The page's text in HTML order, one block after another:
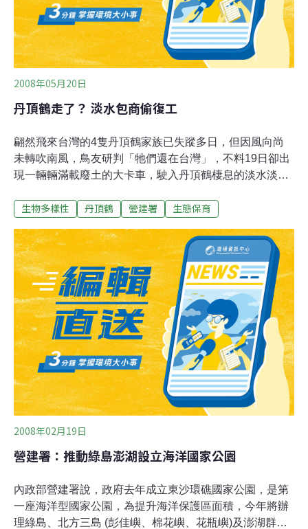
考。為增進規範內容之周延及妥適性，並敦聘各相關主管
機關及業界資深代表成立初審審查委員會
2008年05月20日
丹頂鶴走了？ 淡水包商偷復工
翩然飛來台灣的4隻丹頂鶴家族已失蹤多日，但因風向尚
未轉吹南風，鳥友研判「牠們還在台灣」，不料19日卻出
現一輛輛滿載廢土的大卡車，駛入丹頂鶴棲息的淡水淡海
面手法」。 丹頂鶴去年底飛抵台灣後，原棲息在金山鄉一
路工程，卻引發部分地方人士強烈反彈，粗暴驅趕，丹頂
鶴驚嚇飛往淡水，停留在營建署當年填海造陸，預定做為
垃圾焚化廠的土地上。 為避免金山鄉驅趕事件重演，縣府
和淡水鎮公所都動員護鳥，並要求附近的營建署「工21」
工地暫時停工，營建署也從善如流，還立刻動員人力修復
圍籬，防止民眾擅闖。 後來，保育人士和淡水鎮公所建
議，將該塊土地闢建成人工濕地。 保育界和地方人士不滿
指出，營建署一方面答應保育人士，另一方面卻悄悄復
工，鳥友也表示丹頂鶴最近失蹤可能是天氣太熱，飛往山
區「避暑」，冷一點就可能會飛回淡水，營建署
生物多樣性 丹頂鶴 營建署 生態保育
2008年02月19日
營建署：推動綠島澎湖設立海洋國家公園
內政部營建署說，政府去年成立東沙環礁國家公園，是第
一座海洋型國家公園，為提升海洋保護區面積，今年將辦
理綠島、北方三島 (彭佳嶼、棉花嶼、花瓶嶼)及澎湖群島